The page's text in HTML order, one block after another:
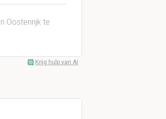
Oostenrijk te
Krijg hulp van AI